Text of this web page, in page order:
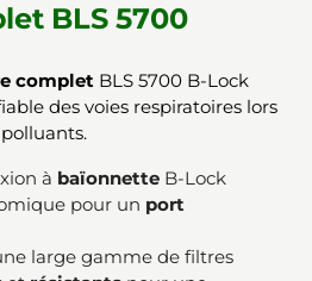
BLS 5700
complet BLS 5700 B-Lock
des voies respiratoires lors
à baïonnette B-Lock
pour un port
large gamme de filtres